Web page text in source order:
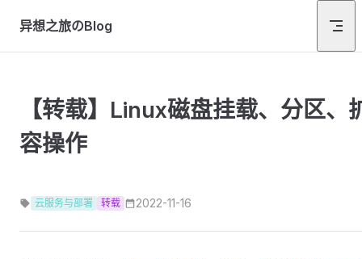
Skip to content
异想之旅のBlog
【转载】Linux磁盘挂载、分区、
容操作
云服务与部署 转载 2022-11-16